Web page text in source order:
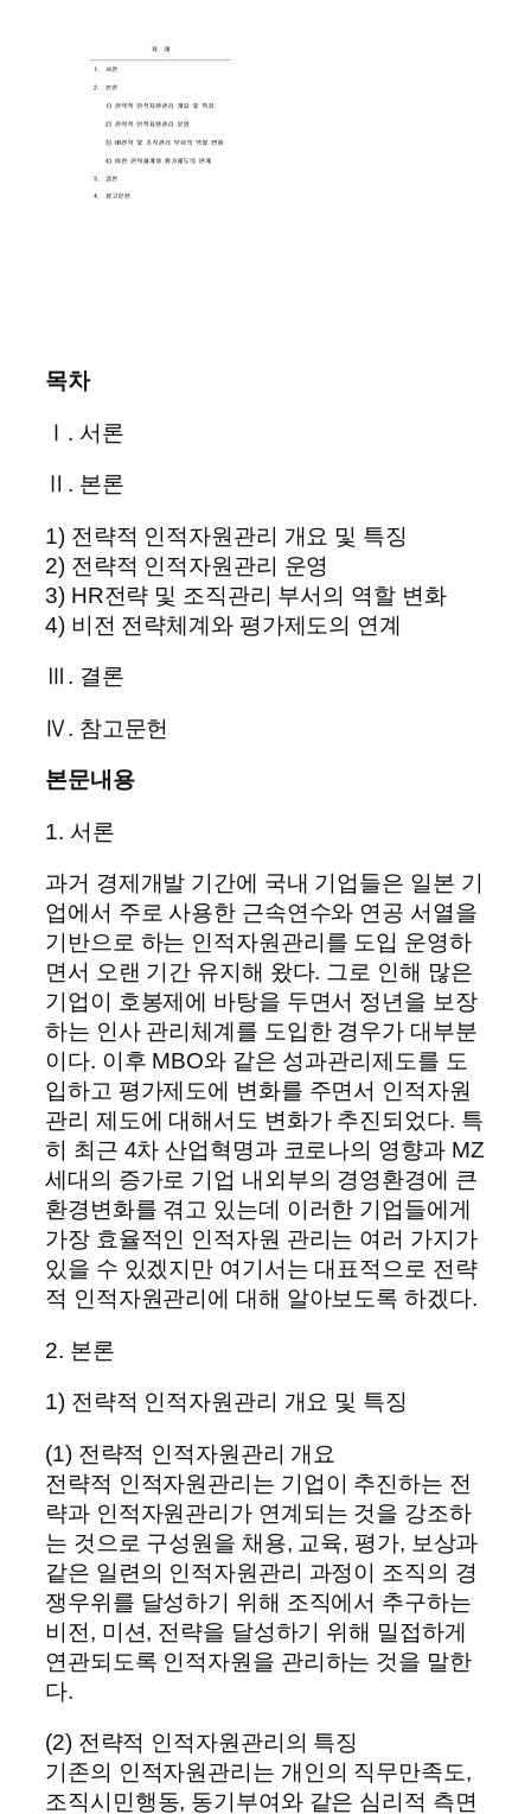
목차
Ⅰ. 서론
Ⅱ. 본론
1) 전략적 인적자원관리 개요 및 특징
2) 전략적 인적자원관리 운영
3) HR전략 및 조직관리 부서의 역할 변화
4) 비전 전략체계와 평가제도의 연계
Ⅲ. 결론
Ⅳ. 참고문헌
본문내용
1. 서론
과거 경제개발 기간에 국내 기업들은 일본 기
업에서 주로 사용한 근속연수와 연공 서열을
기반으로 하는 인적자원관리를 도입 운영하
면서 오랜 기간 유지해 왔다. 그로 인해 많은
기업이 호봉제에 바탕을 두면서 정년을 보장
하는 인사 관리체계를 도입한 경우가 대부분
이다. 이후 MBO와 같은 성과관리제도를 도
입하고 평가제도에 변화를 주면서 인적자원
관리 제도에 대해서도 변화가 추진되었다. 특
히 최근 4차 산업혁명과 코로나의 영향과 MZ
세대의 증가로 기업 내외부의 경영환경에 큰
환경변화를 겪고 있는데 이러한 기업들에게
가장 효율적인 인적자원 관리는 여러 가지가
있을 수 있겠지만 여기서는 대표적으로 전략
적 인적자원관리에 대해 알아보도록 하겠다.
2. 본론
1) 전략적 인적자원관리 개요 및 특징
(1) 전략적 인적자원관리 개요
전략적 인적자원관리는 기업이 추진하는 전
략과 인적자원관리가 연계되는 것을 강조하
는 것으로 구성원을 채용, 교육, 평가, 보상과
같은 일련의 인적자원관리 과정이 조직의 경
쟁우위를 달성하기 위해 조직에서 추구하는
비전, 미션, 전략을 달성하기 위해 밀접하게
연관되도록 인적자원을 관리하는 것을 말한
다.
(2) 전략적 인적자원관리의 특징
기존의 인적자원관리는 개인의 직무만족도,
조직시민행동, 동기부여와 같은 심리적 측면